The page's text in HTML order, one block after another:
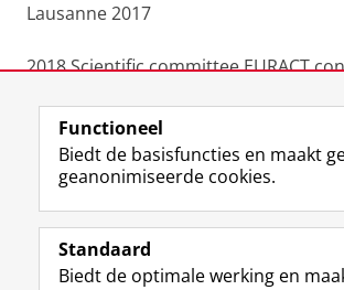
Lausanne2017
2018Scientific committee EURACT
Laatst gewijzigd: 25 juni 2022 01:01
Volg de RUG
F
a
e
L
i
k
R
S
-
Studiekiezers
Functioneel
Biedt de basisfuncties en maakt
geanonimiseerde cookies.
Standaard
Biedt de optimale werking en